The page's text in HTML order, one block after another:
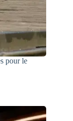
pour le